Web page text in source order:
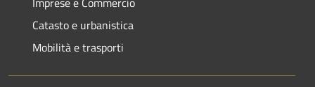
Catasto e urbanistica
Mobilità e trasporti